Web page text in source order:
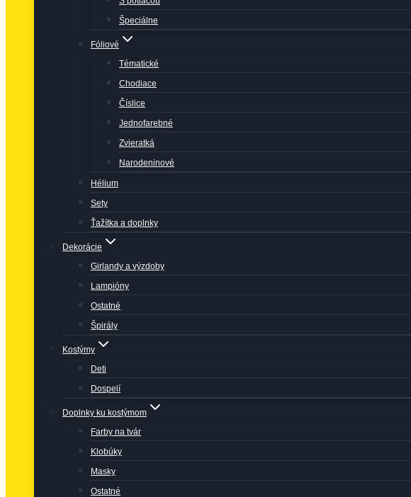
Špeciálne
Fóliové
Tématické
Chodiace
Číslice
Jednofarebné
Zvieratká
Narodeninové
Hélium
Sety
Ťažítka a doplnky
Dekorácie
Girlandy a výzdoby
Lampióny
Ostatné
Špirály
Kostýmy
Deti
Dospelí
Doplnky ku kostýmom
Farby na tvár
Klobúky
Masky
Ostatné